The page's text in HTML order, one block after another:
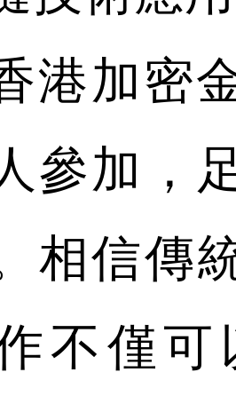
港加密
參加，
相信傳
不僅